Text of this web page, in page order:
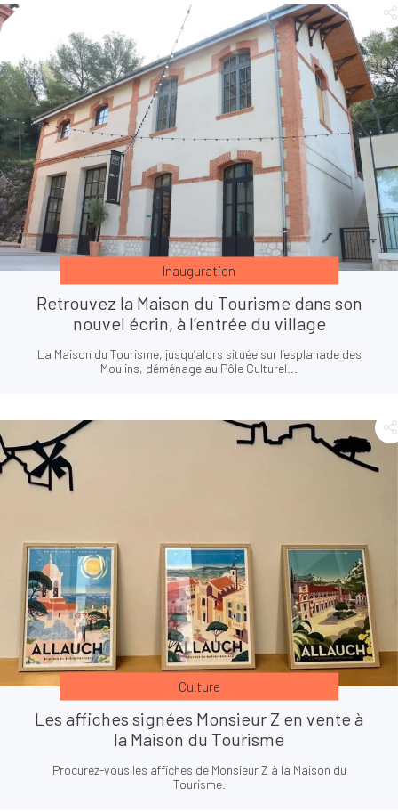
Inauguration
Retrouvez la Maison du Tourisme dans son
nouvel écrin, à l’entrée du village
La Maison du Tourisme, jusqu’alors située sur l’esplanade des
Moulins, déménage au Pôle Culturel...
Culture
Les affiches signées Monsieur Z en vente à
la Maison du Tourisme
Procurez-vous les affiches de Monsieur Z à la Maison du
Tourisme.